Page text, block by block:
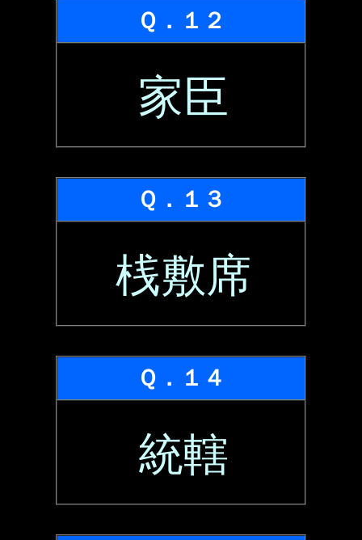
Ｑ．１２
家臣
Ｑ．１３
桟敷席
Ｑ．１４
統轄